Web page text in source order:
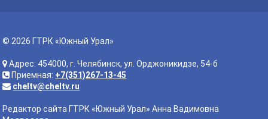
© 2026 ГТРК «Южный Урал»
Адрес: 454000, г. Челябинск, ул. Орджоникидзе, 54-б
Приемная: +7(351)267-13-45
cheltv@cheltv.ru
Редактор сайта ГТРК «Южный Урал» Анна Вадимовна